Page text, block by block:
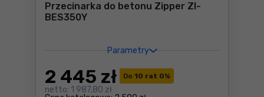
Przecinarka do betonu Zipper ZI-
BES350Y
Parametry
Do 10 rat 0%
2 445 zł
netto: 1 987,80 zł